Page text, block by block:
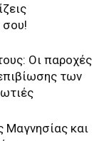
σου!
Οι παροχές
των
Μαγνησίας και